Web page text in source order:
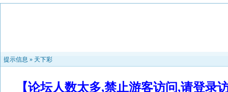
提示信息 » 天下彩
【论坛人数太多,禁止游客访问,请登